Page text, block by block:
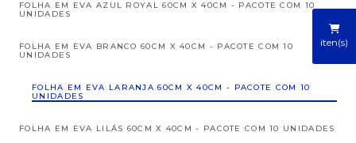
iten(s)
FOLHA EM EVA AZUL ROYAL 60CM X 40CM - PACOTE COM 10
UNIDADES
FOLHA EM EVA BRANCO 60CM X 40CM - PACOTE COM 10
UNIDADES
FOLHA EM EVA LARANJA 60CM X 40CM - PACOTE COM 10
UNIDADES
FOLHA EM EVA LILÁS 60CM X 40CM - PACOTE COM 10 UNIDADES